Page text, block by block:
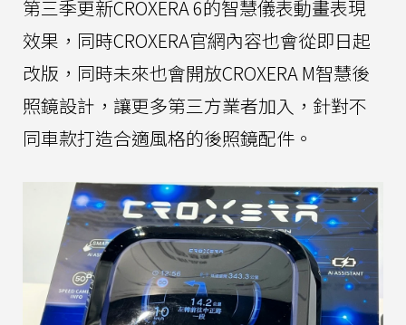
第三季更新CROXERA 6的智慧儀表動畫表現
效果，同時CROXERA官網內容也會從即日起
改版，同時未來也會開放CROXERA M智慧後
照鏡設計，讓更多第三方業者加入，針對不
同車款打造合適風格的後照鏡配件。